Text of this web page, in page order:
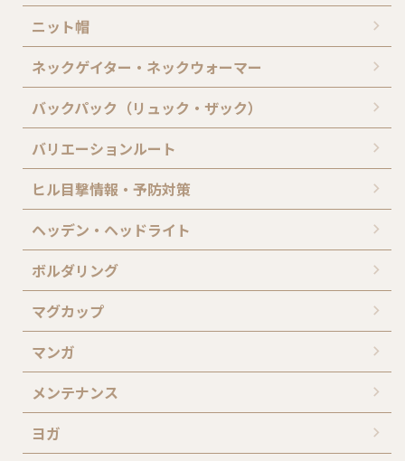
ニット帽
ネックゲイター・ネックウォーマー
バックパック（リュック・ザック）
バリエーションルート
ヒル目撃情報・予防対策
ヘッデン・ヘッドライト
ボルダリング
マグカップ
マンガ
メンテナンス
ヨガ